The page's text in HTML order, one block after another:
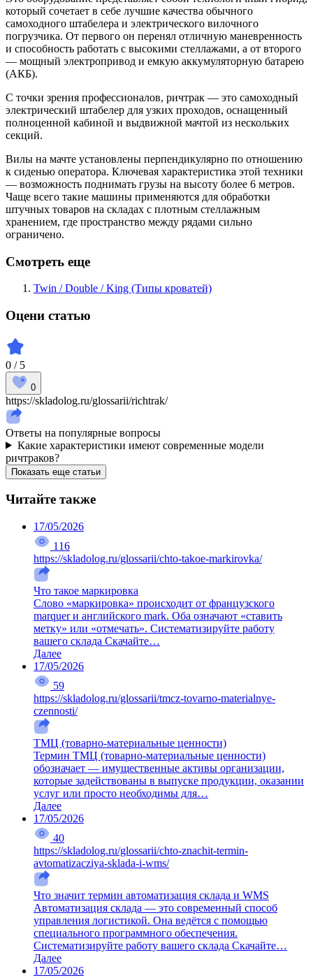
который сочетает в себе лучшие качества обычного
самоходного штабелера и электрического вилочного
погрузчика. От первого он перенял отличную маневренность
и способность работать с высокими стеллажами, а от второго
— мощный электропривод и емкую аккумуляторную батарею
(АКБ).
С точки зрения профессионалов, ричтрак — это самоходный
электрический штабелер для узких проходов, оснащенный
полноценной кабиной и выдвижной мачтой из нескольких
секций.
Вилы на мачте установлены перпендикулярно по отношению
к сиденью оператора. Ключевая характеристика этой техники
— возможность поднимать грузы на высоту более 6 метров.
Чаще всего такие машины применяются для обработки
штучных товаров на складах с плотным стеллажным
хранением, где пространство между рядами сильно
ограничено.
Смотреть еще
Twin / Double / King (Типы кроватей)
Оцени статью
0 / 5
0
https://skladolog.ru/glossarii/richtrak/
Ответы на популярные вопросы
Какие характеристики имеют современные модели
ричтраков?
Показать еще статьи
Читайте также
17/05/2026
116
https://skladolog.ru/glossarii/chto-takoe-markirovka/
Что такое маркировка
Слово «маркировка» происходит от французского
marquer и английского mark. Оба означают «ставить
метку» или «отмечать». Систематизируйте работу
вашего склада Скачайте…
Далее
17/05/2026
59
https://skladolog.ru/glossarii/tmcz-tovarno-materialnye-
czennosti/
ТМЦ (товарно-материальные ценности)
Термин ТМЦ (товарно-материальные ценности)
обозначает — имущественные активы организации,
которые задействованы в выпуске продукции, оказании
услуг или просто необходимы для…
Далее
17/05/2026
40
https://skladolog.ru/glossarii/chto-znachit-termin-
avtomatizacziya-sklada-i-wms/
Что значит термин автоматизация склада и WMS
Автоматизация склада — это современный способ
управления логистикой. Она ведётся с помощью
специального программного обеспечения.
Систематизируйте работу вашего склада Скачайте…
Далее
17/05/2026